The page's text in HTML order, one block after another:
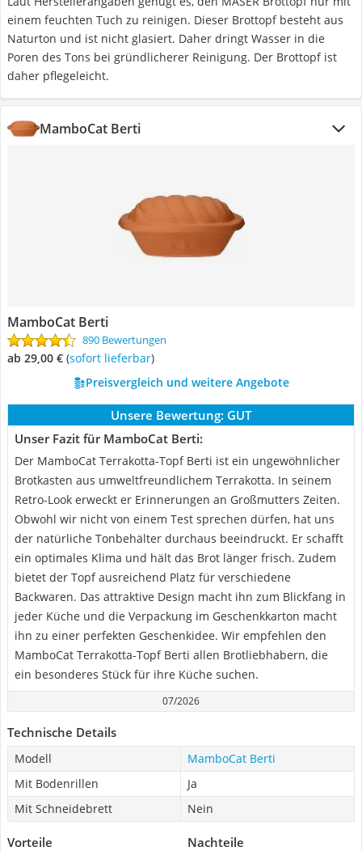
einem feuchten Tuch zu reinigen. Dieser Brottopf besteht aus
Naturton und ist nicht glasiert. Daher dringt Wasser in die
Poren des Tons bei gründlicherer Reinigung. Der Brottopf ist
daher pflegeleicht.
MamboCat Berti
MamboCat Berti
890 Bewertungen
ab 29,00 € ( Sofort lieferbar)
Preisvergleich und weitere Angebote
Unsere Bewertung: GUT
Unser Fazit für MamboCat Berti:
Der MamboCat Terrakotta-Topf Berti ist ein ungewöhnlicher
Brotkasten aus umweltfreundlichem Terrakotta. In seinem
Retro-Look erweckt er Erinnerungen an Großmutters Zeiten.
Obwohl wir nicht von einem Test sprechen dürfen, hat uns
der natürliche Tonbehälter durchaus beeindruckt. Er schafft
ein optimales Klima und hält das Brot länger frisch. Zudem
bietet der Topf ausreichend Platz für verschiedene
Backwaren. Das attraktive Design macht ihn zum Blickfang in
jeder Küche und die Verpackung im Geschenkkarton macht
ihn zu einer perfekten Geschenkidee. Wir empfehlen den
MamboCat Terrakotta-Topf Berti allen Brotliebhabern, die
ein besonderes Stück für ihre Küche suchen.
07/2026
Technische Details
Modell
MamboCat Berti
Mit Bodenrillen
Ja
Mit Schneidebrett
Nein
Vorteile Nachteile